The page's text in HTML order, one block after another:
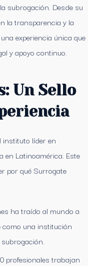
subrogación. Desde su
la transparencia y la
experiencia única que
y apoyo continuo.
Un Sello
instituto líder en
en Latinoamérica. Este
por qué Surrogate
ha traído al mundo a
como una institución
profesionales trabajan